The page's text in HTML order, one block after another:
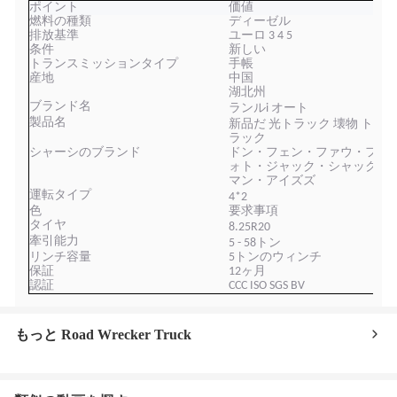
ポイント
価値
燃料の種類
ディーゼル
排放基準
ユーロ 3 4 5
条件
新しい
トランスミッションタイプ
手帳
産地
中国
湖北州
ブランド名
ランルi オート
製品名
新品だ 光 トラック 壊物 ト
ラック
シャーシのブランド
ドン・フェン・ファウ・フ
ォト・ジャック・シャック
マン・アイズズ
運転タイプ
4*2
色
要求事項
タイヤ
8.25R20
牽引能力
5 - 58 トン
リンチ容量
5トンのウィンチ
保証
12ヶ月
認証
CCC ISO SGS BV
もっと Road Wrecker Truck